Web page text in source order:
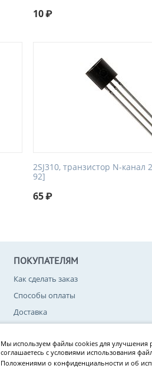
10₽
2SJ310, транзистор N-канал
92]
65₽
ПОКУПАТЕЛЯМ
Как сделать заказ
Способы оплаты
Доставка
Политика конфиденциальности
Мы используем файлы cookies для улучшения
соглашаетесь с условиями использования
Положениями о конфиденциальности и об